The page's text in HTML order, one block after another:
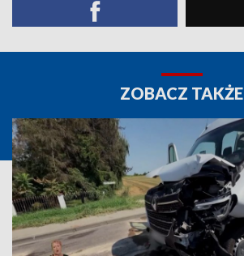
ZOBACZ TAKŻE